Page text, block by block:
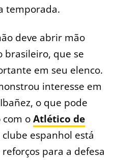
temporada.
deve abrir mão
brasileiro, que se
em seu elenco.
interesse em
o que pode
oAtlético de
espanhol está
para a defesa